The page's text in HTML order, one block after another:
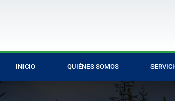
INICIO QUIÉNES SOMOS